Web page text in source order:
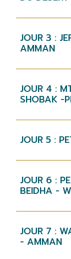
JOUR 3 :
AMMAN
JOUR 4 :
SHOBAK -
JOUR 5 :
JOUR 6 :
BEIDHA -
JOUR 7 :
- AMMAN